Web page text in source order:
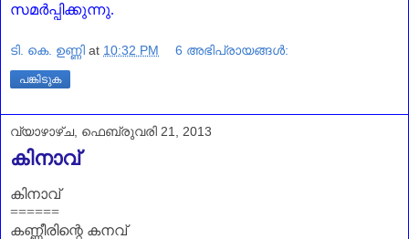
സമർപ്പിക്കുന്നു.
ടി. കെ. ഉണ്ണി at 10:32 PM 6 അഭിപ്രായങ്ങൾ:
പങ്കിടുക
വ്യാഴാഴ്‌ച, ഫെബ്രുവരി 21, 2013
കിനാവ്
കിനാവ്
======
കണ്ണീരിന്റെ കനവ്